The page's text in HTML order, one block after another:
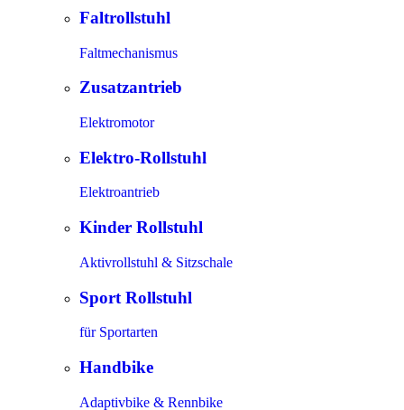
Faltrollstuhl
Faltmechanismus
Zusatzantrieb
Elektromotor
Elektro-Rollstuhl
Elektroantrieb
Kinder Rollstuhl
Aktivrollstuhl & Sitzschale
Sport Rollstuhl
für Sportarten
Handbike
Adaptivbike & Rennbike